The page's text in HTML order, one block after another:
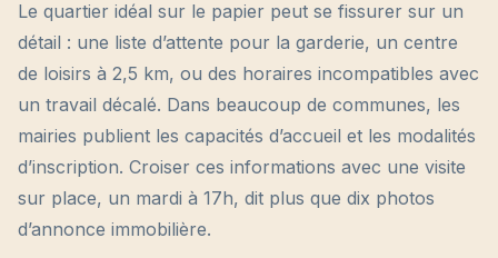
Le quartier idéal sur le papier peut se fissurer sur un
détail : une liste d’attente pour la garderie, un centre
de loisirs à 2,5 km, ou des horaires incompatibles avec
un travail décalé. Dans beaucoup de communes, les
mairies publient les capacités d’accueil et les modalités
d’inscription. Croiser ces informations avec une visite
sur place, un mardi à 17h, dit plus que dix photos
d’annonce immobilière.